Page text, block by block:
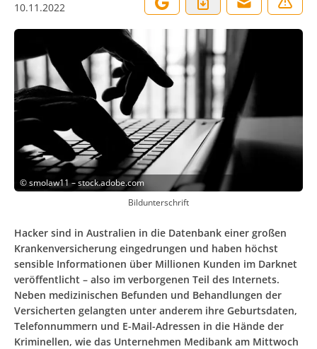
10.11.2022
©smolaw11 – stock.adobe.com
Bildunterschrift
Hacker sind in Australien in die Datenbank einer großen
Krankenversicherung eingedrungen und haben höchst
sensible Informationen über Millionen Kunden im Darknet
veröffentlicht – also im verborgenen Teil des Internets.
Neben medizinischen Befunden und Behandlungen der
Versicherten gelangten unter anderem ihre Geburtsdaten,
Telefonnummern und E-Mail-Adressen in die Hände der
Kriminellen, wie das Unternehmen Medibank am Mittwoch